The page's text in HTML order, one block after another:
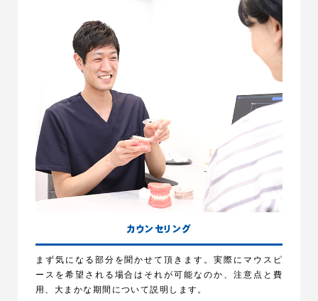
カウンセリング
まず気になる部分を聞かせて頂きます。実際にマウスピ
ースを希望される場合はそれが可能なのか、注意点と費
用、大まかな期間について説明します。